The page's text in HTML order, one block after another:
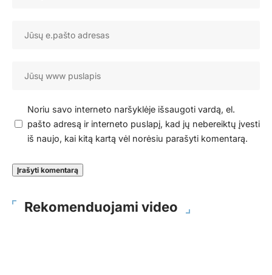
Noriu savo interneto naršyklėje išsaugoti vardą, el.
pašto adresą ir interneto puslapį, kad jų nebereiktų įvesti
iš naujo, kai kitą kartą vėl norėsiu parašyti komentarą.
Rekomenduojami video